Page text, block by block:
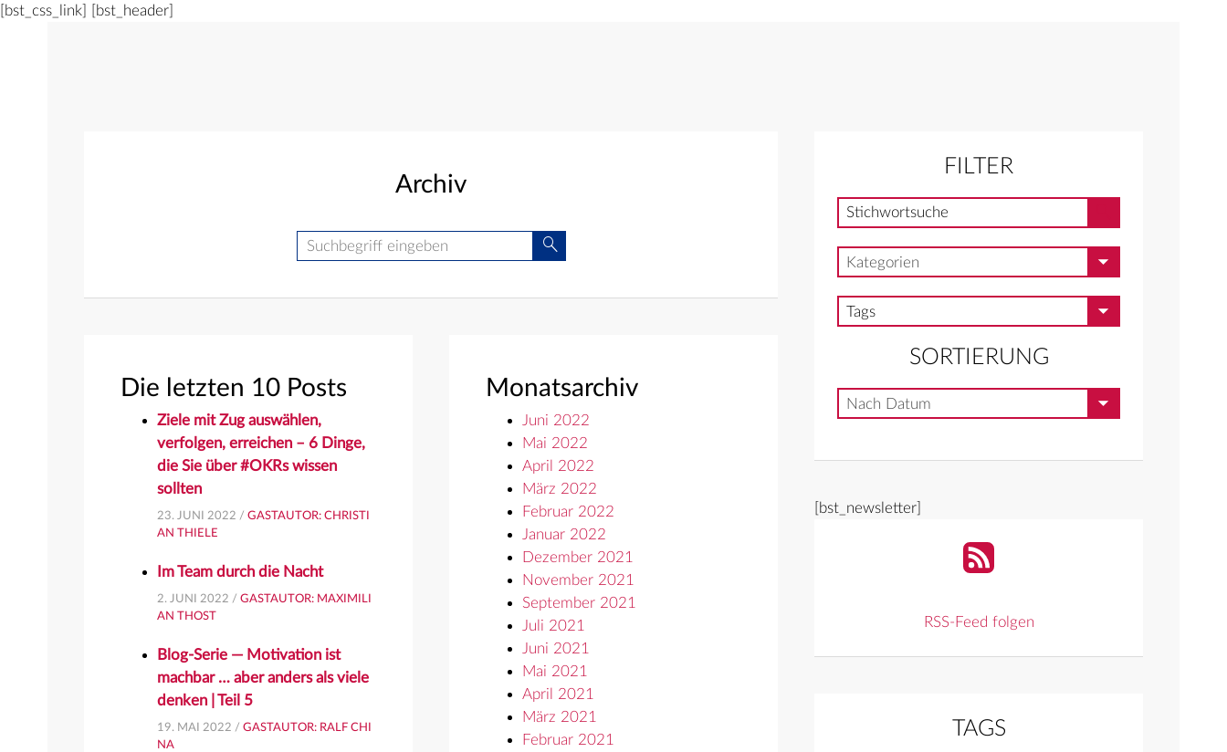
[bst_css_link] [bst_header]
Archiv
Suche
Die letzten 10 Posts
Ziele mit Zug auswählen,
verfolgen, erreichen – 6 Dinge,
die Sie über #OKRs wissen
sollten
23. JUNI 2022 / GASTAUTOR: CHRISTI
AN THIELE
Im Team durch die Nacht
2. JUNI 2022 / GASTAUTOR: MAXIMILI
AN THOST
Blog-Serie — Motivation ist
machbar … aber anders als viele
denken | Teil 5
19. MAI 2022 / GASTAUTOR: RALF CHI
NA
Monatsarchiv
Juni 2022
Mai 2022
April 2022
März 2022
Februar 2022
Januar 2022
Dezember 2021
November 2021
September 2021
Juli 2021
Juni 2021
Mai 2021
April 2021
März 2021
Februar 2021
FILTER
Stichwortsuche
Kategorien
Kategorien
Tags
Tags
SORTIERUNG
Nach Datum
[bst_newsletter]
RSS-Feed folgen
TAGS